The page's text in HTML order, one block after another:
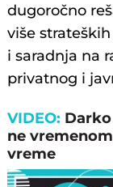
dugoročno
više
i saradnja na
privatnog i
VIDEO:
ne
vreme